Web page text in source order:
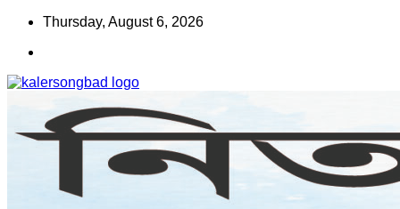
Skip
content
Thursday, August 6, 2026
কালের সংবাদ
www.kalersongbad.com